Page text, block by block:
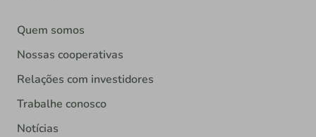
Quem somos
Nossas cooperativas
Relações com investidores
Trabalhe conosco
Notícias